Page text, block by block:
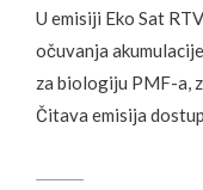
U emisiji Eko Sat
očuvanja
za biologiju PMF-a,
Čitava emisija